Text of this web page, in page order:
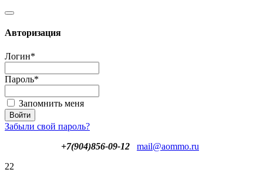
Авторизация
Логин*
Пароль*
Запомнить меня
Забыли свой пароль?
+7(904)856-09-12
mail@aommo.ru
22